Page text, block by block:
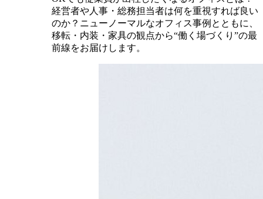
経営者や人事・総務担当者は何を重視すれば良い
のか？ニューノーマルなオフィス事例とともに、
移転・内装・家具の観点から“働く場づくり”の最
前線をお届けします。